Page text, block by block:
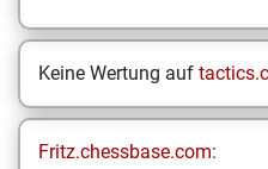
Keine Wertung auf
Fritz.chessbase.com: